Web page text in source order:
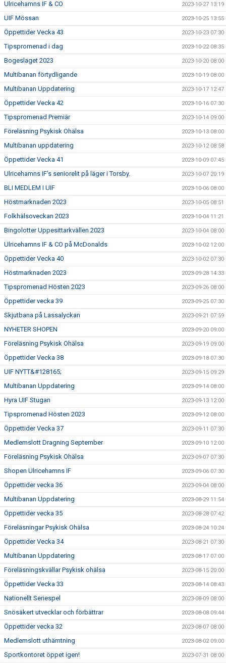
Ulricehamns IF & CO 2023-10-27 13:19
UIF Mössan 2023-10-25 13:55
Öppettider Vecka 43 2023-10-23 07:30
Tipspromenad i dag 2023-10-22 08:35
Bogeslaget 2023 2023-10-20 08:00
Multibanan förtydligande 2023-10-19 08:00
Multibanan Uppdatering 2023-10-17 12:47
Öppettider Vecka 42 2023-10-16 07:30
Tipspromenad Premiär 2023-10-14 09:00
Föreläsning Psykisk Ohälsa 2023-10-13 08:00
Multibanan uppdatering 2023-10-12 08:58
Öppettider Vecka 41 2023-10-09 07:45
Ulricehamns IF’s seniorelit på läger i Torsby. 2023-10-07 20:19
BLI MEDLEM I UIF 2023-10-06 08:00
Höstmarknaden 2023 2023-10-05 08:51
Folkhälsoveckan 2023 2023-10-04 11:21
Bingolotter Uppesittarkvällen 2023 2023-10-04 08:00
Ulricehamns IF & CO på McDonalds 2023-10-02 12:00
Öppettider Vecka 40 2023-10-02 07:30
Höstmarknaden 2023 2023-09-28 14:33
Tipspromenad Hösten 2023 2023-09-26 08:00
Öppettider vecka 39 2023-09-25 07:30
Skjutbana på Lassalyckan 2023-09-21 07:59
NYHETER SHOPEN 2023-09-20 09:00
Föreläsning Psykisk Ohälsa 2023-09-19 09:00
Öppettider Vecka 38 2023-09-18 07:30
UIF NYTT&#128165; 2023-09-15 09:29
Multibanan Uppdatering 2023-09-14 08:00
Hyra UIF Stugan 2023-09-13 12:00
Tipspromenad Hösten 2023 2023-09-12 08:00
Öppettider Vecka 37 2023-09-11 07:30
Medlemslott Dragning September 2023-09-10 12:00
Föreläsning Psykisk Ohälsa 2023-09-07 07:30
Shopen Ulricehamns IF 2023-09-06 07:30
Öppettider vecka 36 2023-09-04 08:00
Multibanan Uppdatering 2023-08-29 11:54
Öppettider vecka 35 2023-08-28 07:42
Föreläsningar Psykisk Ohälsa 2023-08-24 10:24
Öppettider Vecka 34 2023-08-21 07:30
Multibanan Uppdatering 2023-08-17 07:00
Föreläsningskvällar Psykisk ohälsa 2023-08-15 20:00
Öppettider Vecka 33 2023-08-14 08:43
Nationellt Seriespel 2023-08-09 08:00
Snösäkert utvecklar och förbättrar 2023-08-08 09:44
Öppettider vecka 32 2023-08-07 08:00
Medlemslott uthämtning 2023-08-02 09:00
Sportkontoret öppet igen! 2023-07-31 08:00